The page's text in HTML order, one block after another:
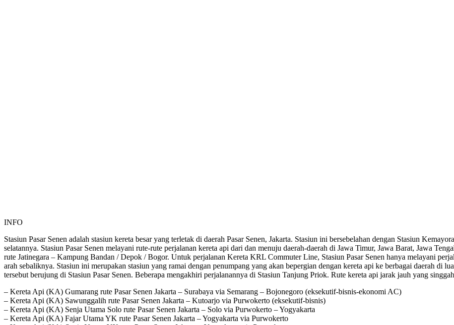
INFO
Stasiun Pasar Senen adalah stasiun kereta besar yang terletak di daerah Pasar Senen, Jakarta. Stasiun ini bersebelahan dengan Stasiun
selatannya. Stasiun Pasar Senen melayani rute-rute perjalanan kereta api dari dan menuju daerah-daerah di Jawa Timur, Jawa Barat, Jawa
rute Jatinegara – Kampung Bandan / Depok / Bogor. Untuk perjalanan Kereta KRL Commuter Line, Stasiun Pasar Senen hanya melayani
arah sebaliknya. Stasiun ini merupakan stasiun yang ramai dengan penumpang yang akan bepergian dengan kereta api ke berbagai daerah di
tersebut berujung di Stasiun Pasar Senen. Beberapa mengakhiri perjalanannya di Stasiun Tanjung Priok. Rute kereta api jarak jauh yang
– Kereta Api (KA) Gumarang rute Pasar Senen Jakarta – Surabaya via Semarang – Bojonegoro (eksekutif-bisnis-ekonomi AC)
– Kereta Api (KA) Sawunggalih rute Pasar Senen Jakarta – Kutoarjo via Purwokerto (eksekutif-bisnis)
– Kereta Api (KA) Senja Utama Solo rute Pasar Senen Jakarta – Solo via Purwokerto – Yogyakarta
– Kereta Api (KA) Fajar Utama YK rute Pasar Senen Jakarta – Yogyakarta via Purwokerto